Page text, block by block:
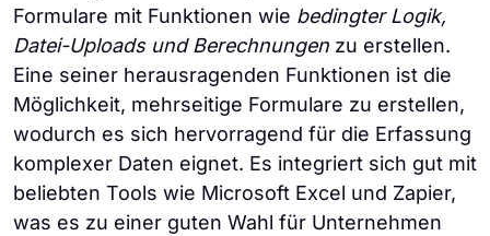
Formulare mit Funktionen wie bedingter Logik,
Datei-Uploads und Berechnungen zu erstellen.
Eine seiner herausragenden Funktionen ist die
Möglichkeit, mehrseitige Formulare zu erstellen,
wodurch es sich hervorragend für die Erfassung
komplexer Daten eignet. Es integriert sich gut mit
beliebten Tools wie Microsoft Excel und Zapier,
was es zu einer guten Wahl für Unternehmen